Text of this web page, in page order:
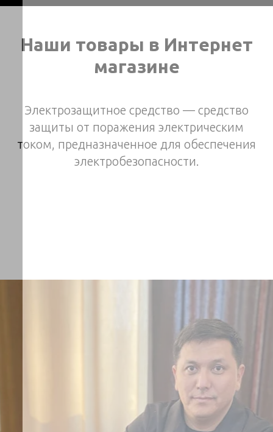
Наши товары в Интернет
магазине
Электрозащитное средство — средство
защиты от поражения электрическим
током, предназначенное для обеспечения
электробезопасности.